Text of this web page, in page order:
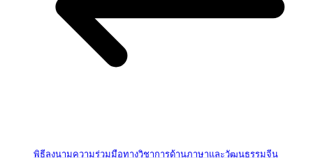
พิธีลงนามความร่วมมือทางวิชาการด้านภาษาและวัฒนธรรมจีน